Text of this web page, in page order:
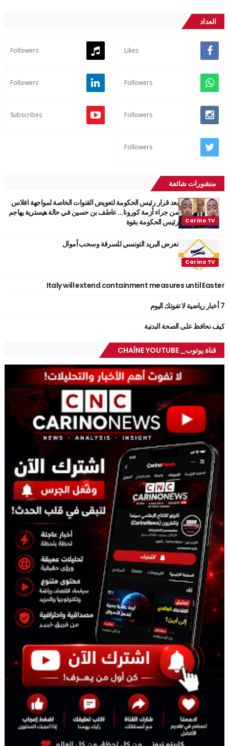
العداد
Likes
Followers
Followers
Followers
Followers
Subscribes
Followers
منشورات شائعة
بعد قرار رئيس الحكومة لتعويض القنوات الخاصة لمواجهة افلاس
من جراء أزمة كورونا... عاطف بن حسين في حالة هيسترية يهاجم
رئيس الحكومة بقوة
تعرض البريد التونسي للسرقة وسحب أموال
Italy will extend containment measures until Easter
7 أخبار رياضية لا تفوتك اليوم
كيف نحافظ على الصحة البدنية
قناة يوتوب_ CHAÎNE YOUTUBE